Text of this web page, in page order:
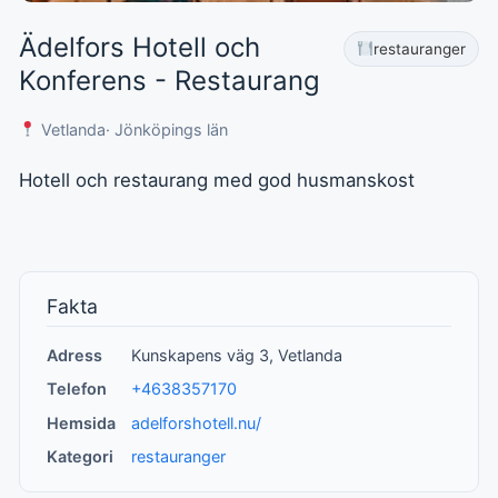
Ädelfors Hotell och
Konferens - Restaurang
restauranger
Vetlanda· Jönköpings län
Hotell och restaurang med god husmanskost
Fakta
Adress
Kunskapens väg 3, Vetlanda
Telefon
+4638357170
Hemsida
adelforshotell.nu/
Kategori
restauranger